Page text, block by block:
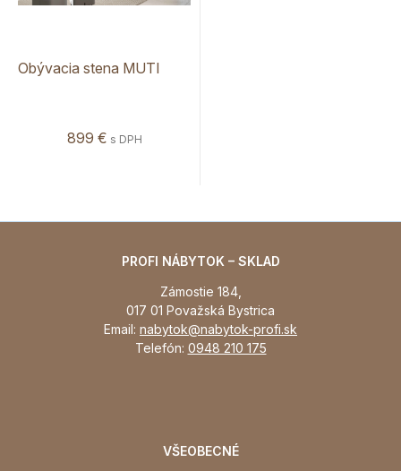
Obývacia stena MUTI
899 € s DPH
PROFI NÁBYTOK – SKLAD
Zámostie 184,
017 01 Považská Bystrica
Email: nabytok@nabytok-profi.sk
Telefón: 0948 210 175
VŠEOBECNÉ